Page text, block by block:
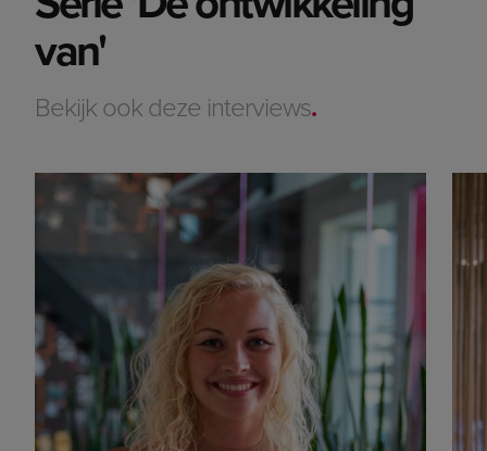
van'
Bekijk ook deze interviews.